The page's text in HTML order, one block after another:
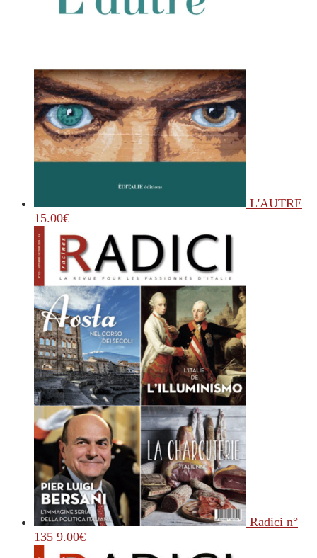
L'AUTRE
15.00€
Radici n°
135 9.00€